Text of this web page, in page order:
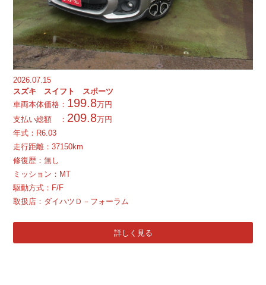
2026.07.15
スズキ スイフト スポーツ
車両本体価格： 199.8万円
支払い総額 ： 209.8万円
年式： R6.03
走行距離：37150km
修復歴：無し
ミッション：MT
駆動方式：F/F
取扱店：ダイハツＤ－フォーラム
詳しく見る